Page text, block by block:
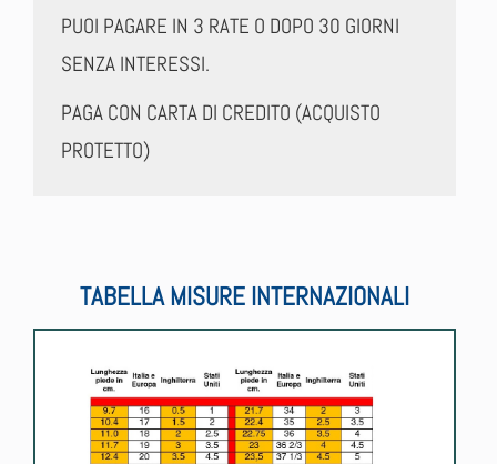
PUOI PAGARE IN 3 RATE O DOPO 30 GIORNI
SENZA INTERESSI.
PAGA CON CARTA DI CREDITO (ACQUISTO
PROTETTO)
TABELLA MISURE INTERNAZIONALI